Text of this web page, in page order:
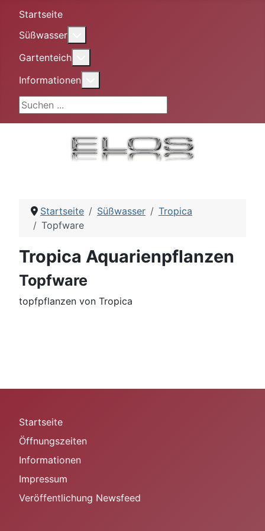
Startseite
Süßwasser
Gartenteich
Informationen
Suchen ...
Startseite Süßwasser
Tropica
Topfware
Tropica Aquarienpflanzen
Topfware
topfpflanzen von Tropica
Startseite
Öffnungszeiten
Informationen
Impressum
Veröffentlichung Newsfeed